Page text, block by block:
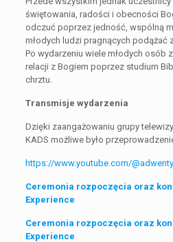
świętowania, radości i obecności
odczuć poprzez jedność, wspólną
młodych ludzi pragnących podążać
Po wydarzeniu wiele młodych osób
relacji z Bogiem poprzez studium
chrztu.
Transmisje wydarzenia
Dzięki zaangażowaniu grupy
KADS możliwe było
https://www.youtube.com/
Ceremonia rozpoczęcia oraz
Experience
Ceremonia rozpoczęcia oraz
Experience